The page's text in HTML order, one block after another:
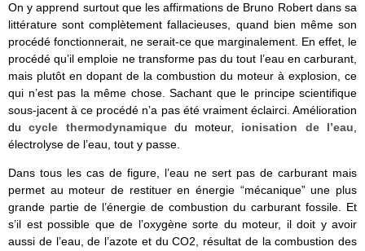
On y apprend surtout que les affirmations de Bruno Robert dans sa
littérature sont complètement fallacieuses, quand bien même son
procédé fonctionnerait, ne serait-ce que marginalement. En effet, le
procédé qu’il emploie ne transforme pas du tout l’eau en carburant,
mais plutôt en dopant de la combustion du moteur à explosion, ce
qui n’est pas la même chose. Sachant que le principe scientifique
sous-jacent à ce procédé n’a pas été vraiment éclairci. Amélioration
ducycle thermodynamiquedu moteur, ionisation de l’eau,
électrolyse de l’eau, tout y passe.
Dans tous les cas de figure, l’eau ne sert pas de carburant mais
permet au moteur de restituer en énergie “mécanique” une plus
grande partie de l’énergie de combustion du carburant fossile. Et
s’il est possible que de l’oxygène sorte du moteur, il doit y avoir
aussi de l’eau, de l’azote et du CO2, résultat de la combustion des